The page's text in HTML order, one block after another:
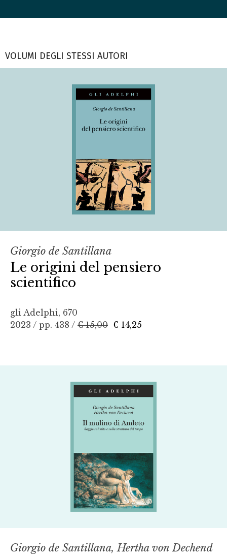
VOLUMI DEGLI STESSI AUTORI
Giorgio de Santillana
Le origini del pensiero
scientifico
gli Adelphi, 670
2023 / pp. 438 / € 15,00 € 14,25
Giorgio de Santillana, Hertha von Dechend